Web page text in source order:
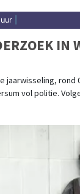
IN
jaarwisseling, rond
vol politie.